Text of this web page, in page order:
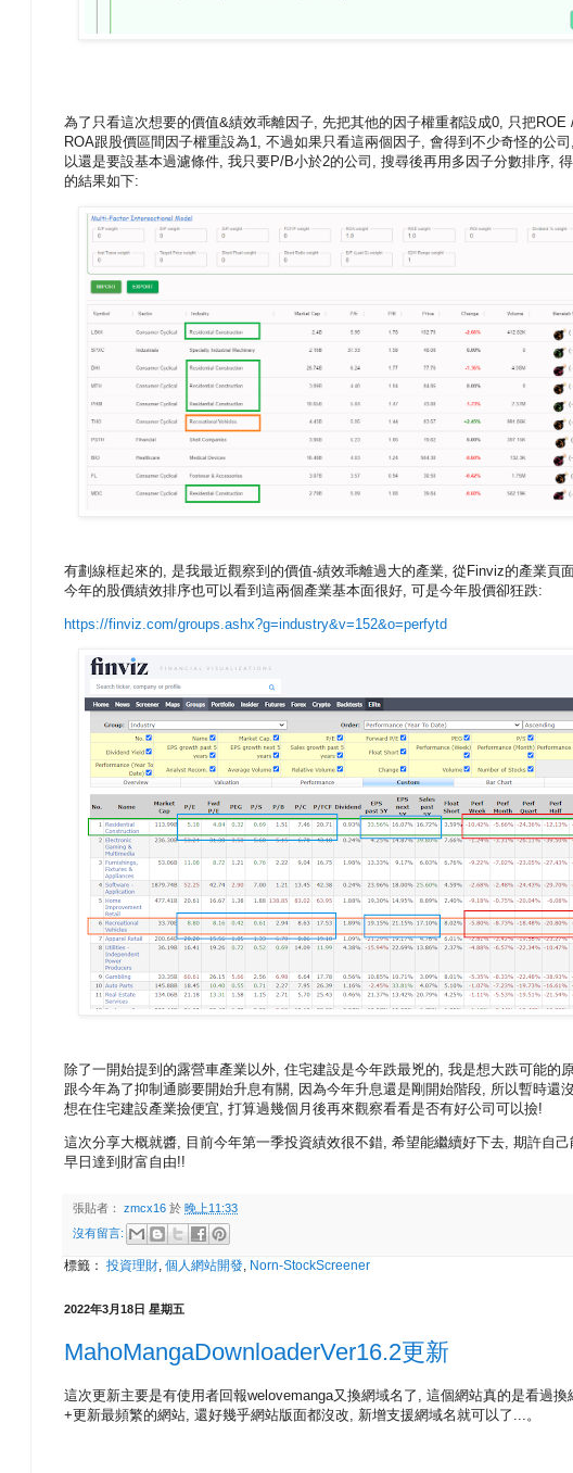
為了只看這次想要的價值&績效乖離因子, 先把其他的因子權重都設成0, 只把ROE
ROA跟股價區間因子權重設為1, 不過如果只看這兩個因子, 會得到不少奇怪的公
以還是要設基本過濾條件, 我只要P/B小於2的公司, 搜尋後再用多因子分數排序,
的結果如下:
有劃線框起來的, 是我最近觀察到的價值-績效乖離過大的產業, 從Finviz的產業頁
今年的股價績效排序也可以看到這兩個產業基本面很好, 可是今年股價卻狂跌:
https://finviz.com/groups.ashx?g=industry&v=152&o=perfytd
除了一開始提到的露營車產業以外, 住宅建設是今年跌最兇的, 我是想大跌可能的
跟今年為了抑制通膨要開始升息有關, 因為今年升息還是剛開始階段, 所以暫時還
想在住宅建設產業撿便宜, 打算過幾個月後再來觀察看看是否有好公司可以撿!
這次分享大概就醬, 目前今年第一季投資績效很不錯, 希望能繼續好下去, 期許自己
早日達到財富自由!!
張貼者： zmcx16 於 晚上11:33
沒有留言:
標籤： 投資理財, 個人網站開發, Norn-StockScreener
2022年3月18日 星期五
MahoMangaDownloaderVer16.2更新
這次更新主要是有使用者回報welovemanga又換網域名了, 這個網站真的是看過換
+更新最頻繁的網站, 還好幾乎網站版面都沒改, 新增支援網域名就可以了...。